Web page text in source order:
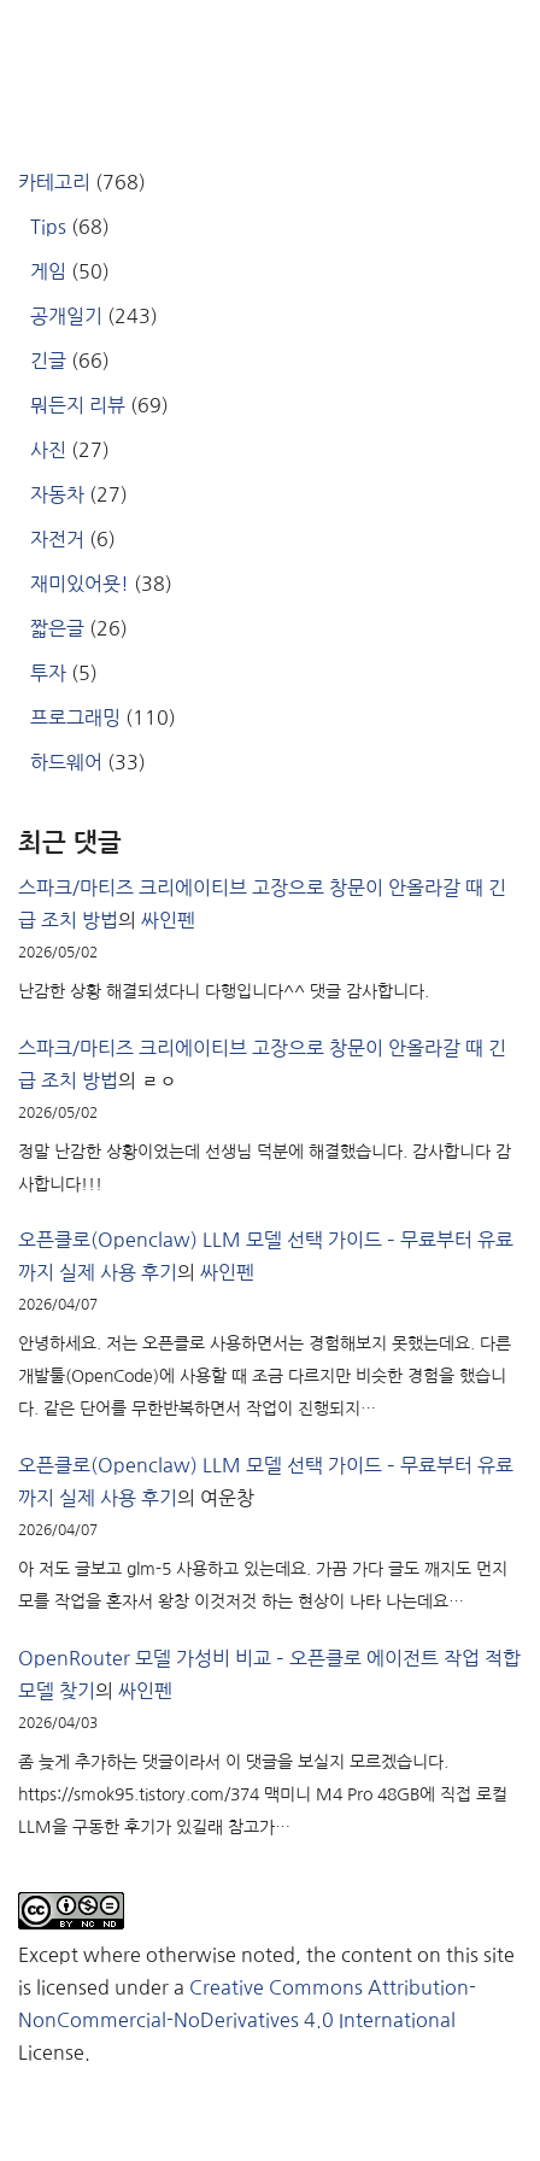
카테고리 (768)
Tips (68)
게임 (50)
공개일기 (243)
긴글 (66)
뭐든지 리뷰 (69)
사진 (27)
자동차 (27)
자전거 (6)
재미있어욧! (38)
짧은글 (26)
투자 (5)
프로그래밍 (110)
하드웨어 (33)
최근 댓글
스파크/마티즈 크리에이티브 고장으로 창문이 안올라갈 때 긴
급 조치 방법의 싸인펜
2026/05/02
난감한 상황 해결되셨다니 다행입니다^^ 댓글 감사합니다.
스파크/마티즈 크리에이티브 고장으로 창문이 안올라갈 때 긴
급 조치 방법의 ㄹㅇ
2026/05/02
정말 난감한 상황이었는데 선생님 덕분에 해결했습니다. 감사합니다 감
사합니다!!!
오픈클로(Openclaw) LLM 모델 선택 가이드 – 무료부터 유료
까지 실제 사용 후기 의 싸인펜
2026/04/07
안녕하세요. 저는 오픈클로 사용하면서는 경험해보지 못했는데요. 다른
개발툴(OpenCode)에 사용할 때 조금 다르지만 비슷한 경험을 했습니
다. 같은 단어를 무한반복하면서 작업이 진행되지…
오픈클로(Openclaw) LLM 모델 선택 가이드 – 무료부터 유료
까지 실제 사용 후기 의 여운창
2026/04/07
아 저도 글보고 glm-5 사용하고 있는데요. 가끔 가다 글도 깨지도 먼지
모를 작업을 혼자서 왕창 이것저것 하는 현상이 나타 나는데요…
OpenRouter 모델 가성비 비교 – 오픈클로 에이전트 작업 적합
모델 찾기 의 싸인펜
2026/04/03
좀 늦게 추가하는 댓글이라서 이 댓글을 보실지 모르겠습니다.
https://smok95.tistory.com/374 맥미니 M4 Pro 48GB에 직접 로컬
LLM을 구동한 후기가 있길래 참고가…
Except where otherwise noted, the content on this site
is licensed under a Creative Commons Attribution-
NonCommercial-NoDerivatives 4.0 International
License.